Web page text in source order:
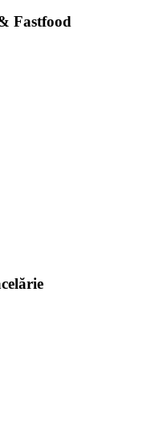
Fastfood